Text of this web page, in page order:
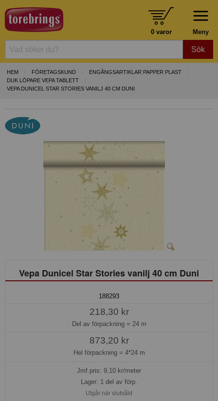
Meny
0 varor
Sök
HEM FÖRETAGSKUND
ENGÅNGSARTIKLAR PAPPER PLAST
DUK LÖPARE VEPA TABLETT
VEPA DUNICEL STAR STORIES VANILJ 40 CM DUNI
Vepa Dunicel Star Stories vanilj 40 cm Duni
188293
218,30 kr
Del av förpackning = 24 m
873,20 kr
Hel förpackning = 4*24 m
Jmf.pris: 9,10 kr/meter
Lager: 1 del av förp.
Utgår när slutsåld